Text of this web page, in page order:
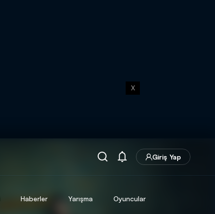
X
Giriş Yap
Haberler Yarışma Oyuncular